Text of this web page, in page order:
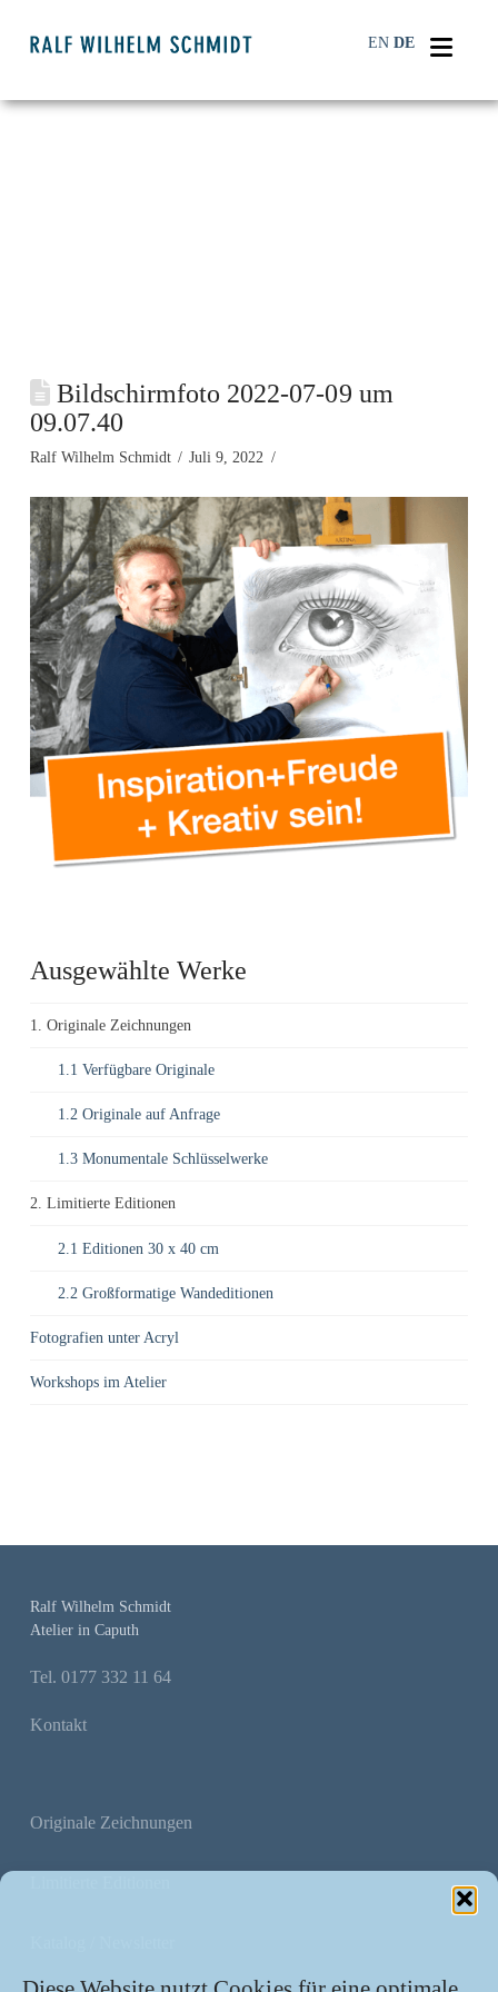
Bildschirmfoto 2022-07-09 um
09.07.40
Ralf Wilhelm Schmidt Juli 9, 2022
Ausgewählte Werke
1. Originale Zeichnungen
1.1 Verfügbare Originale
1.2 Originale auf Anfrage
1.3 Monumentale Schlüsselwerke
2. Limitierte Editionen
2.1 Editionen 30 x 40 cm
2.2 Großformatige Wandeditionen
Fotografien unter Acryl
Workshops im Atelier
Ralf Wilhelm Schmidt
Atelier in Caputh
Tel. 0177 332 11 64
Kontakt
Originale Zeichnungen
EN DE